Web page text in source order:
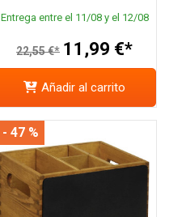
Entrega entre el 11/08 y el 12/08
22,55 €* 11,99 €*
Añadir al carrito
- 47 %